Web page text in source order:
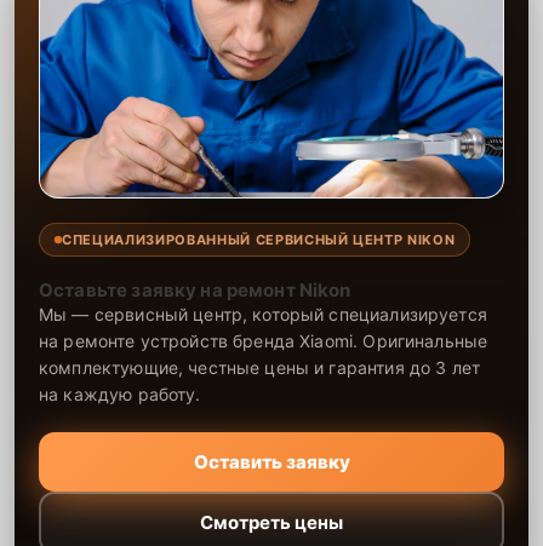
СПЕЦИАЛИЗИРОВАННЫЙ СЕРВИСНЫЙ ЦЕНТР NIKON
Оставьте заявку на ремонт Nikon
Мы — сервисный центр, который специализируется
на ремонте устройств бренда Xiaomi. Оригинальные
комплектующие, честные цены и гарантия до 3 лет
на каждую работу.
Оставить заявку
Смотреть цены